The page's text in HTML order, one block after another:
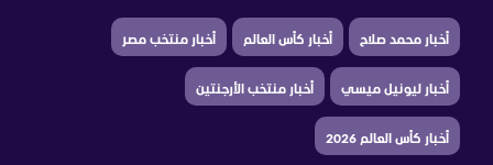
أخبار محمد صلاح أخبار كأس العالم أخبار منتخب مصر
أخبار ليونيل ميسي أخبار منتخب الأرجنتين
أخبار كأس العالم 2026